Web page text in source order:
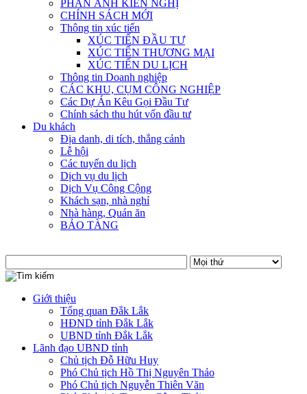
PHẢN ÁNH KIẾN NGHỊ
CHÍNH SÁCH MỚI
Thông tin xúc tiến
XÚC TIẾN ĐẦU TƯ
XÚC TIẾN THƯƠNG MẠI
XÚC TIẾN DU LỊCH
Thông tin Doanh nghiệp
CÁC KHU, CỤM CÔNG NGHIỆP
Các Dự Án Kêu Gọi Đầu Tư
Chính sách thu hút vốn đầu tư
Du khách
Địa danh, di tích, thắng cảnh
Lễ hội
Các tuyến du lịch
Dịch vụ du lịch
Dịch Vụ Công Cộng
Khách sạn, nhà nghỉ
Nhà hàng, Quán ăn
BẢO TÀNG
Giới thiệu
Tổng quan Đắk Lắk
HĐND tỉnh Đắk Lắk
UBND tỉnh Đắk Lắk
Lãnh đạo UBND tỉnh
Chủ tịch Đỗ Hữu Huy
Phó Chủ tịch Hồ Thị Nguyên Thảo
Phó Chủ tịch Nguyễn Thiên Văn